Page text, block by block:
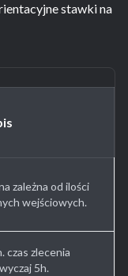
stawki na
zależna od ilości
wejściowych.
czas zlecenia
5h.